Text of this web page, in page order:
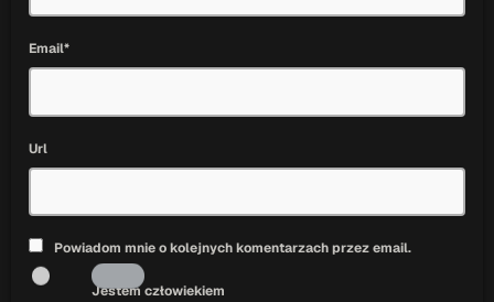
Email*
Url
Powiadom mnie o kolejnych komentarzach przez email.
Jestem człowiekiem